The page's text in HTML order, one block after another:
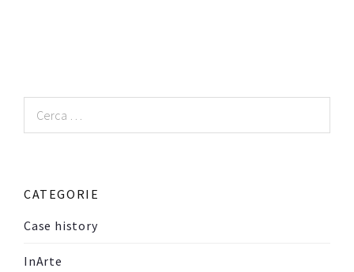
per:
CATEGORIE
Case history
InArte